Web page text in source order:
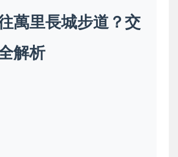
萬里長城步道？交
解析